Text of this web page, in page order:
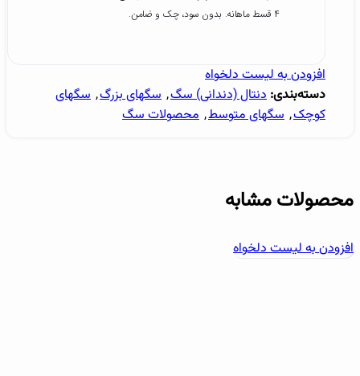
۴ قسط ماهانه. بدون سود، چک و ضامن.
افزودن به لیست دلخواه
دسته‌بندی: دنتال (دندانی) سگ, سگهای بزرگ, سگهای
کوچک, سگهای متوسط, محصولات سگ
محصولات مشابه
افزودن به لیست دلخواه